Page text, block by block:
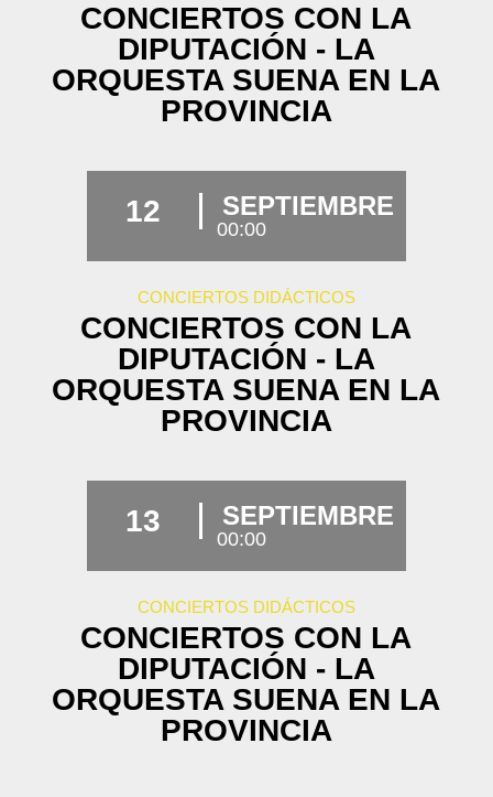
CONCIERTOS CON LA
DIPUTACIÓN - LA
ORQUESTA SUENA EN LA
PROVINCIA
12 SEPTIEMBRE
00:00
CONCIERTOS DIDÁCTICOS
CONCIERTOS CON LA
DIPUTACIÓN - LA
ORQUESTA SUENA EN LA
PROVINCIA
13 SEPTIEMBRE
00:00
CONCIERTOS DIDÁCTICOS
CONCIERTOS CON LA
DIPUTACIÓN - LA
ORQUESTA SUENA EN LA
PROVINCIA